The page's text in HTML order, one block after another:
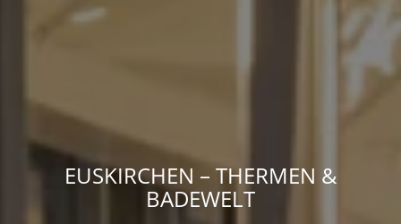
EUSKIRCHEN – THERMEN &
BADEWELT